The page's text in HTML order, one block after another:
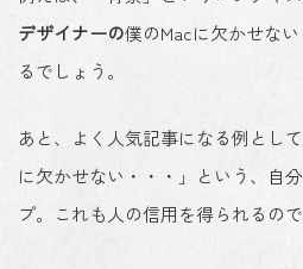
デザイナーの僕のMacに欠かせな
るでしょう。
あと、よく人気記事になる例とし
に欠かせない・・・」という、自
プ。これも人の信用を得られるの